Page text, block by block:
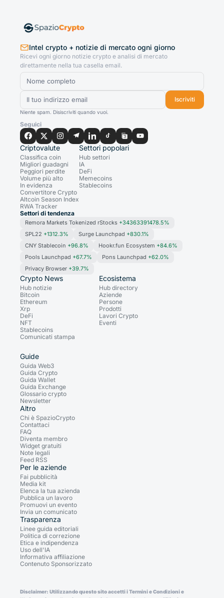
Intel crypto + notizie di mercato ogni giorno
Ricevi ogni giorno notizie crypto e analisi di mercato
direttamente nella tua casella email.
Iscriviti
Niente spam. Disiscriviti quando vuoi.
Seguici
Criptovalute
Classifica coin
Migliori guadagni
Peggiori perdite
Volume più alto
In evidenza
Convertitore Crypto
Altcoin Season Index
RWA Tracker
Settori popolari
Hub settori
IA
DeFi
Memecoins
Stablecoins
Settori di tendenza
Remora Markets Tokenized rStocks +34363391478.5%
SPL22 +1312.3% Surge Launchpad +830.1%
CNY Stablecoin +96.8% Hookr.fun Ecosystem +84.6%
Pools Launchpad +67.7% Pons Launchpad +62.0%
Privacy Browser +39.7%
Crypto News
Hub notizie
Bitcoin
Ethereum
Xrp
DeFi
NFT
Stablecoins
Comunicati stampa
Ecosistema
Hub directory
Aziende
Persone
Prodotti
Lavori Crypto
Eventi
Guide
Guida Web3
Guida Crypto
Guida Wallet
Guida Exchange
Glossario crypto
Newsletter
Altro
Chi è SpazioCrypto
Contattaci
FAQ
Diventa membro
Widget gratuiti
Note legali
Feed RSS
Per le aziende
Fai pubblicità
Media kit
Elenca la tua azienda
Pubblica un lavoro
Promuovi un evento
Invia un comunicato
Trasparenza
Linee guida editoriali
Politica di correzione
Etica e indipendenza
Uso dell'IA
Informativa affiliazione
Contenuto Sponsorizzato
Disclaimer: Utilizzando questo sito accetti i Termini e Condizioni e